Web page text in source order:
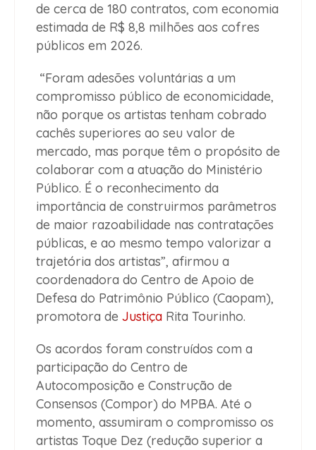
de cerca de 180 contratos, com economia
estimada de R$ 8,8 milhões aos cofres
públicos em 2026.
“Foram adesões voluntárias a um
compromisso público de economicidade,
não porque os artistas tenham cobrado
cachês superiores ao seu valor de
mercado, mas porque têm o propósito de
colaborar com a atuação do Ministério
Público. É o reconhecimento da
importância de construirmos parâmetros
de maior razoabilidade nas contratações
públicas, e ao mesmo tempo valorizar a
trajetória dos artistas”, afirmou a
coordenadora do Centro de Apoio de
Defesa do Patrimônio Público (Caopam),
promotora de Justiça Rita Tourinho.
Os acordos foram construídos com a
participação do Centro de
Autocomposição e Construção de
Consensos (Compor) do MPBA. Até o
momento, assumiram o compromisso os
artistas Toque Dez (redução superior a